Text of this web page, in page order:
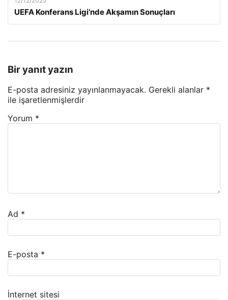
UEFA Konferans Ligi’nde Akşamın Sonuçları
Bir yanıt yazın
E-posta adresiniz yayınlanmayacak. Gerekli alanlar *
ile işaretlenmişlerdir
Yorum *
Ad *
E-posta *
İnternet sitesi